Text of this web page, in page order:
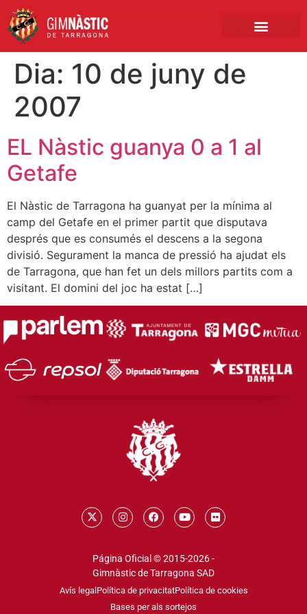
Dia: 10 de juny de
2007
EL Nàstic guanya 0 a 1 al
Getafe
El Nàstic de Tarragona ha guanyat per la mínima al
camp del Getafe en el primer partit que disputava
després que es consumés el descens a la segona
divisió. Segurament la manca de pressió ha ajudat els
de Tarragona, que han fet un dels millors partits com a
visitant. El domini del joc ha estat […]
Página Oficial © 2015-2026 -
Gimnàstic de Tarragona SAD
Avís legal Política de privacitatPolítica de cookies
Bases per als sortejos